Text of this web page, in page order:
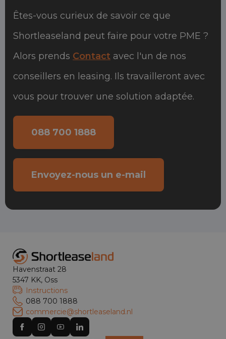
Êtes-vous curieux de savoir ce que
Shortleaseland peut faire pour votre PME ?
Alors prends Contact avec l'un de nos
conseillers en leasing. Ils travailleront avec
vous pour trouver une solution adaptée.
088 700 1888
Envoyez-nous un e-mail
Havenstraat 28
5347 KK, Oss
Instructions
088 700 1888
commercie@shortleaseland.nl